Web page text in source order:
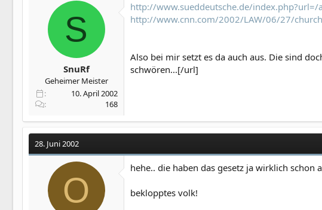
S
SnuRf
Geheimer Meister
10. April 2002
168
http://www.sueddeutsche.de/
http://www.cnn.com/2002/LAW/06/27/
Also bei mir setzt es da auch aus. Die sind
schwören...[/url]
28. Juni 2002
O
hehe.. die haben das gesetz ja wirklich
beklopptes volk!